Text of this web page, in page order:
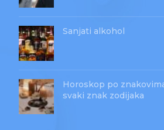
Sanjati alkohol
Horoskop po
svaki znak zodijaka